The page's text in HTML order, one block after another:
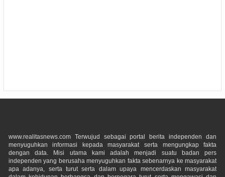
www.realitasnews.com Terwujud sebagai portal berita independen dan
menyuguhkan informasi kepada masyarakat serta mengungkap fakta
dengan data. Misi utama kami adalah menjadi suatu badan pers
independen yang berusaha menyuguhkan fakta sebenarnya ke masyarakat
apa adanya, serta turut serta dalam upaya mencerdaskan masyarakat